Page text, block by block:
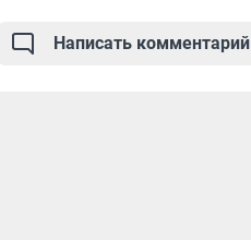
Написать комментарий